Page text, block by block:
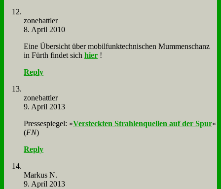
zone­batt­ler
8. April 2010
Ei­ne Über­sicht über mo­bil­funk­tech­ni­schen Mum­men­schanz
in Fürth fin­det sich hier !
Reply
zone­batt­ler
9. April 2013
Pres­se­spie­gel: »Ver­steck­ten Strah­len­quel­len auf der Spur«
(FN)
Reply
Mar­kus N.
9. April 2013